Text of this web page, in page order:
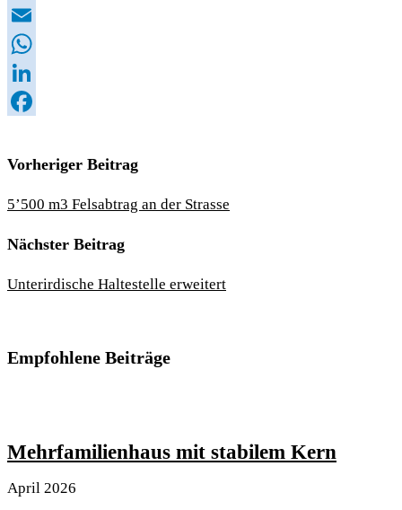
Copy
Link
Email
WhatsApp
LinkedIn
Vorheriger Beitrag
5’500 m3 Felsabtrag an der Strasse
Nächster Beitrag
Unterirdische Haltestelle erweitert
Empfohlene Beiträge
Mehrfamilienhaus mit stabilem Kern
April 2026